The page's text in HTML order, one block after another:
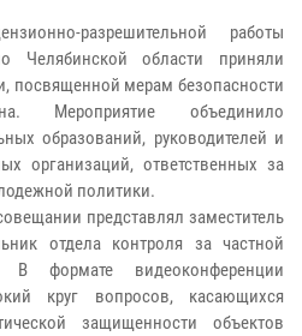
разрешительной работы
Челябинской области приняли
посвященной мерам безопасности
Мероприятие объединило
образований, руководителей и
организаций, ответственных за
политики.
представлял заместитель
отдела контроля за частной
В формате видеоконференции
круг вопросов, касающихся
защищенности объектов